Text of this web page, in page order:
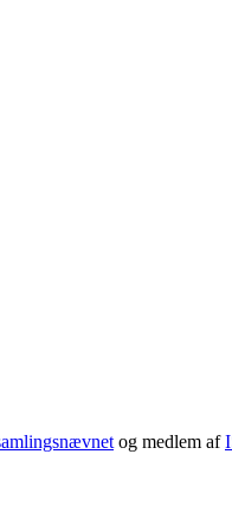
og medlem af